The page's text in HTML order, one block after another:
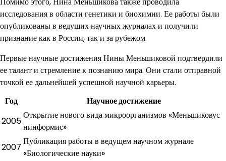
исследования в области генетики и биохимии. Ее работы были
опубликованы в ведущих научных журналах и получили
признание как в России, так и за рубежом.
Первые научные достижения Нины Меньшиковой подтвердили
ее талант и стремление к познанию мира. Они стали отправной
точкой ее дальнейшей успешной научной карьеры.
Год
Научное достижение
2005
Открытие нового вида микроорганизмов «Меньшиковус
нинформис»
2007
Публикация работы в ведущем научном журнале
«Биологические науки»